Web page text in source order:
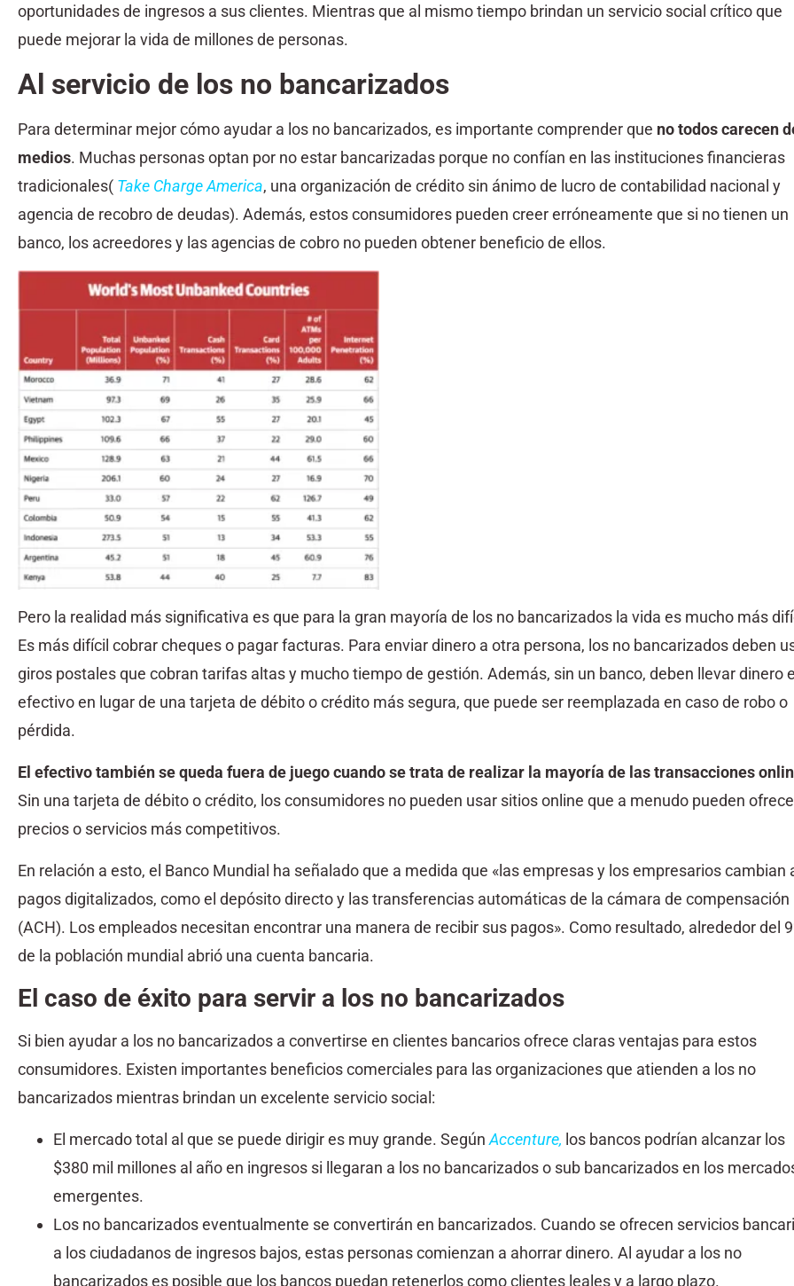
oportunidades de ingresos a sus clientes. Mientras que al mismo tiempo brindan un servicio social crítico que
puede mejorar la vida de millones de personas.
Al servicio de los no bancarizados
Para determinar mejor cómo ayudar a los no bancarizados, es importante comprender que no todos carecen
medios. Muchas personas optan por no estar bancarizadas porque no confían en las instituciones financieras
tradicionales( Take Charge America, una organización de crédito sin ánimo de lucro de contabilidad nacional y
agencia de recobro de deudas). Además, estos consumidores pueden creer erróneamente que si no tienen un
banco, los acreedores y las agencias de cobro no pueden obtener beneficio de ellos.
Pero la realidad más significativa es que para la gran mayoría de los no bancarizados la vida es mucho más
Es más difícil cobrar cheques o pagar facturas. Para enviar dinero a otra persona, los no bancarizados deben
giros postales que cobran tarifas altas y mucho tiempo de gestión. Además, sin un banco, deben llevar dinero
efectivo en lugar de una tarjeta de débito o crédito más segura, que puede ser reemplazada en caso de robo o
pérdida.
El efectivo también se queda fuera de juego cuando se trata de realizar la mayoría de las transacciones
Sin una tarjeta de débito o crédito, los consumidores no pueden usar sitios online que a menudo pueden
precios o servicios más competitivos.
En relación a esto, el Banco Mundial ha señalado que a medida que «las empresas y los empresarios cambian
pagos digitalizados, como el depósito directo y las transferencias automáticas de la cámara de compensación
(ACH). Los empleados necesitan encontrar una manera de recibir sus pagos». Como resultado, alrededor del
de la población mundial abrió una cuenta bancaria.
El caso de éxito para servir a los no bancarizados
Si bien ayudar a los no bancarizados a convertirse en clientes bancarios ofrece claras ventajas para estos
consumidores. Existen importantes beneficios comerciales para las organizaciones que atienden a los no
bancarizados mientras brindan un excelente servicio social:
El mercado total al que se puede dirigir es muy grande. SegúnAccenture, los bancos podrían alcanzar los
$380 mil millones al año en ingresos si llegaran a los no bancarizados o sub bancarizados en los
emergentes.
Los no bancarizados eventualmente se convertirán en bancarizados. Cuando se ofrecen servicios
a los ciudadanos de ingresos bajos, estas personas comienzan a ahorrar dinero. Al ayudar a los no
bancarizados es posible que los bancos puedan retenerlos como clientes leales y a largo plazo.